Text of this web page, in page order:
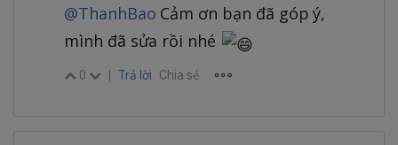
@ThanhBao Cảm ơn bạn đã góp ý,
mình đã sửa rồi nhé
0 | Trả lời Chia sẻ